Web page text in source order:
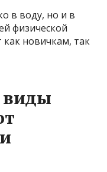
в воду, но и в
физической
как новичкам, так